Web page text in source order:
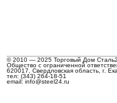
© 2010 — 2025 Торговый Дом
Общество с ограниченной
620017, Свердловская область, г.
тел: (343) 264-18-51
email: info@steel24.ru